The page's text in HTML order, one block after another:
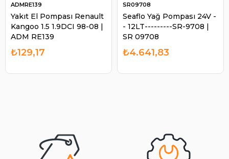
Yakıt El Pompası Renault
Kangoo 1.5 1.9DCI 98-08 |
ADM RE139
ADMRE139
₺129,17
Seaflo Yağ Pompası 24V -
- 12LT---------SR-9708 |
SR 09708
SR09708
₺4.641,83